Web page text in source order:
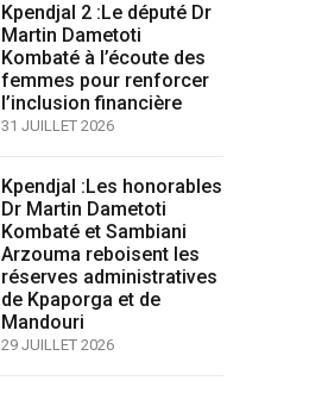
Kpendjal 2 :Le député Dr
Martin Dametoti
Kombaté à l’écoute des
femmes pour renforcer
l’inclusion financière
31 JUILLET 2026
Kpendjal :Les honorables
Dr Martin Dametoti
Kombaté et Sambiani
Arzouma reboisent les
réserves administratives
de Kpaporga et de
Mandouri
29 JUILLET 2026